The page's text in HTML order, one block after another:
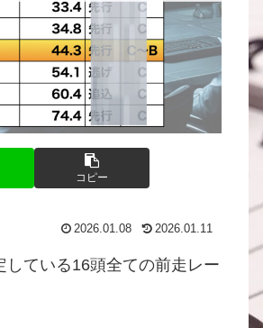
コピー
2026.01.08 2026.01.11
ている16頭全ての前走レー